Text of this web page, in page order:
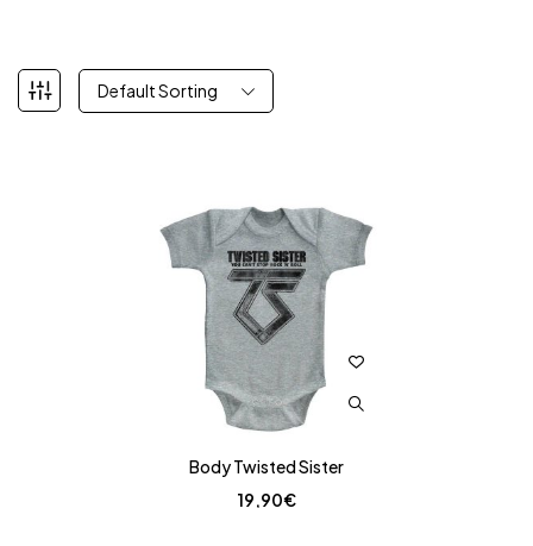
Default Sorting
Body Twisted Sister
19,90€